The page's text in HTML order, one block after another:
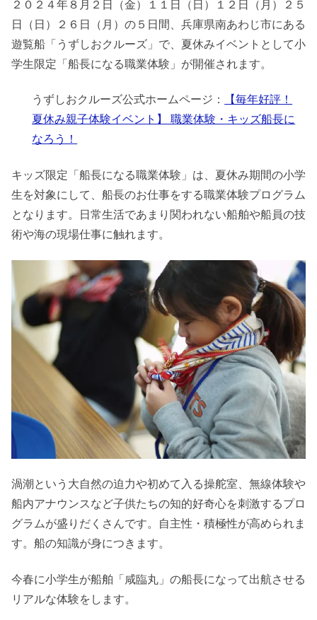
２０２４年８月２日（金）１１日（日）１２日（月）２５
日（日）２６日（月）の５日間、兵庫県南あわじ市にある
遊覧船「うずしおクルーズ」で、夏休みイベントとして小
学生限定「船長になる職業体験」が開催されます。
うずしおクルーズ公式ホームページ：
【毎年好評！
夏休み親子体験イベント】 職業体験・キッズ船長に
なろう！
キッズ限定「船長になる職業体験」は、夏休み期間の小学
生を対象にして、船長のお仕事をする職業体験プログラム
となります。日常生活であまり関われない船舶や船員の技
術や海の現場仕事に触れます。
渦潮という大自然の迫力や初めて入る操舵室、無線体験や
船内アナウンスなど子供たちの知的好奇心を刺激するプロ
グラムが盛りだくさんです。自主性・積極性が高められま
す。船の知識が身につきます。
今春に小学生が船舶「咸臨丸」の船長になって出航させる
リアルな体験をします。